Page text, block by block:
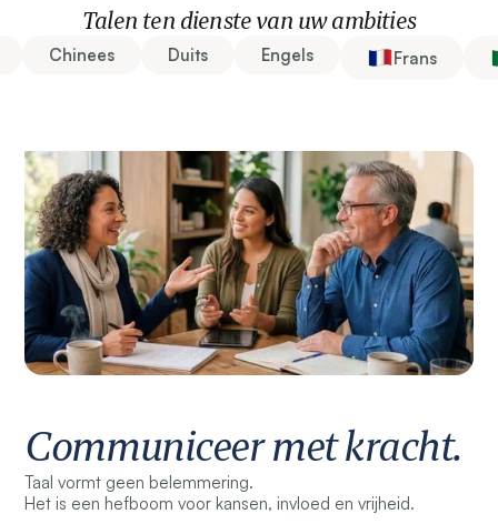
Talen ten dienste van uw ambities
Chinees Duits Engels Frans
Communiceer met kracht.
Taal vormt geen belemmering.
Het is een hefboom voor kansen, invloed en vrijheid.